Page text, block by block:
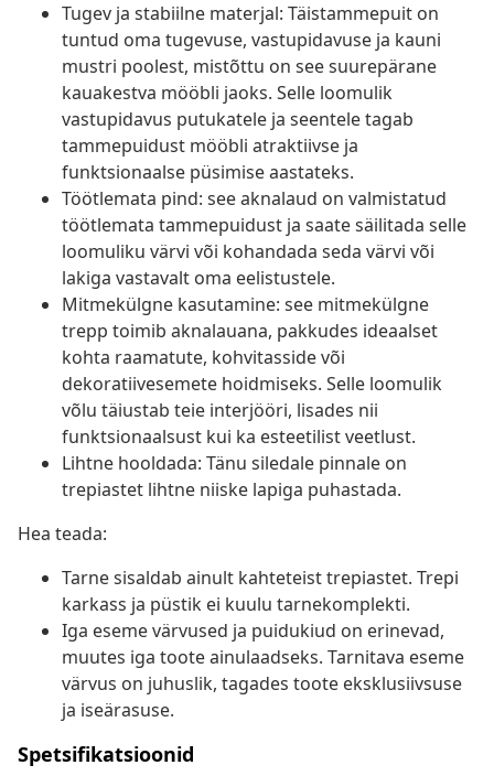
Tugev ja stabiilne materjal: Täistammepuit on
tuntud oma tugevuse, vastupidavuse ja kauni
mustri poolest, mistõttu on see suurepärane
kauakestva mööbli jaoks. Selle loomulik
vastupidavus putukatele ja seentele tagab
tammepuidust mööbli atraktiivse ja
funktsionaalse püsimise aastateks.
Töötlemata pind: see aknalaud on valmistatud
töötlemata tammepuidust ja saate säilitada selle
loomuliku värvi või kohandada seda värvi või
lakiga vastavalt oma eelistustele.
Mitmekülgne kasutamine: see mitmekülgne
trepp toimib aknalauana, pakkudes ideaalset
kohta raamatute, kohvitasside või
dekoratiivesemete hoidmiseks. Selle loomulik
võlu täiustab teie interjööri, lisades nii
funktsionaalsust kui ka esteetilist veetlust.
Lihtne hooldada: Tänu siledale pinnale on
trepiastet lihtne niiske lapiga puhastada.
Hea teada:
Tarne sisaldab ainult kahteteist trepiastet. Trepi
karkass ja püstik ei kuulu tarnekomplekti.
Iga eseme värvused ja puidukiud on erinevad,
muutes iga toote ainulaadseks. Tarnitava eseme
värvus on juhuslik, tagades toote eksklusiivsuse
ja iseärasuse.
Spetsifikatsioonid